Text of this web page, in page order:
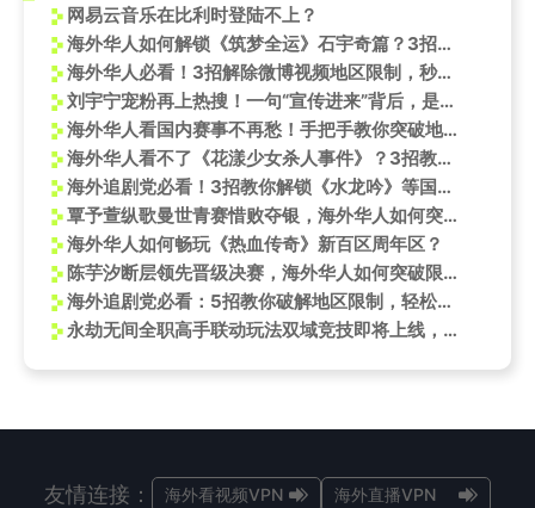
网易云音乐在比利时登陆不上？
海外华人如何解锁《筑梦全运》石宇奇篇？3招教你跨越地域限制看暖心祖孙互动
海外华人必看！3招解除微博视频地区限制，秒播王德峰教授浙商精神讲座
刘宇宁宠粉再上热搜！一句“宣传进来”背后，是双向奔赴的真诚与温暖
海外华人看国内赛事不再愁！手把手教你突破地区限制，王楚钦三线作战精彩不错过
海外华人看不了《花漾少女杀人事件》？3招教你解锁马伊琍新片地区限制
海外追剧党必看！3招教你解锁《水龙吟》等国内热播剧
覃予萱纵歌曼世青赛惜败夺银，海外华人如何突破地区限制观看体育赛事
海外华人如何畅玩《热血传奇》新百区周年区？
陈芋汐断层领先晋级决赛，海外华人如何突破限制观看全运会精彩赛事
海外追剧党必看：5招教你破解地区限制，轻松追《日掛中天》等热播剧
永劫无间全职高手联动玩法双域竞技即将上线，日本玩永劫无间怎么选加速器？
友情连接： 海外看视频VPN 海外直播VPN